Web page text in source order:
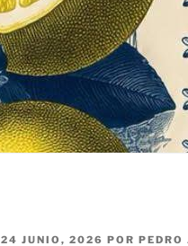
PUBLICADO
24 JUNIO, 2026 POR PEDRO